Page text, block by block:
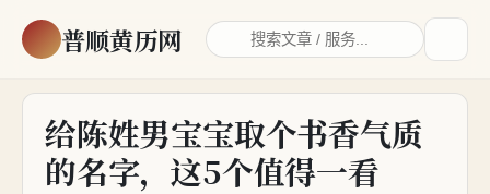
普顺黄历网
给陈姓男宝宝取个书香气质
的名字，这5个值得一看